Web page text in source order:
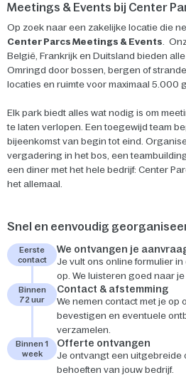
Meetings & Events bij Center
Op zoek naar een zakelijke locatie die
Center Parcs Meetings & Events.
België, Frankrijk en Duitsland bieden
Omringd door bossen, bergen of
locaties en ruimte voor maximaal 5.000
Elk park biedt alles wat nodig is om
te laten verlopen. Een toegewijd team
bijeenkomst van begin tot eind.
vergadering in het bos, een
een diner met het hele bedrijf: Center
het allemaal.
Snel en eenvoudig
Eerste
contact
We ontvangen je
Je vult ons online formulier
op. We luisteren goed naar
Binnen
72 uur
Contact & afstemming
We nemen contact met je op
bevestigen en eventuele
verzamelen.
Binnen 1
week
Offerte ontvangen
Je ontvangt een uitgebreide
behoeften van jouw bedrijf.